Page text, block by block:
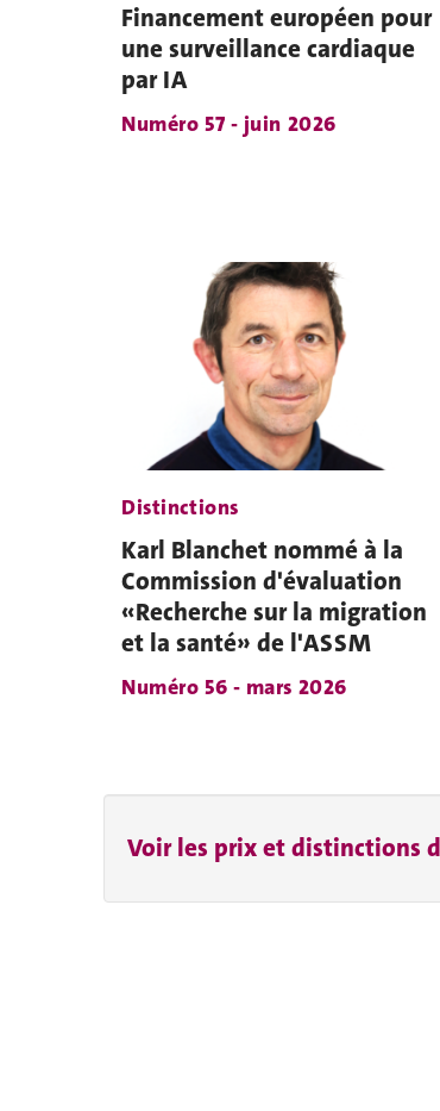
Financement européen pour
une surveillance cardiaque
par IA
Numéro 57 - juin 2026
Distinctions
Karl Blanchet nommé à la
Commission d'évaluation
«Recherche sur la migration
et la santé» de l'ASSM
Numéro 56 - mars 2026
Voir les prix et distinctions